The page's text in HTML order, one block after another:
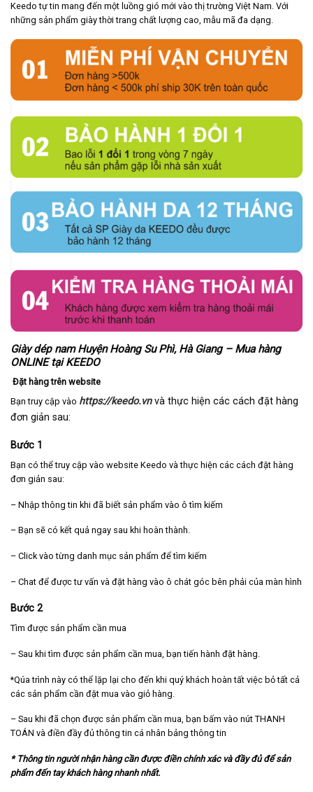
Keedo tự tin mang đến một luồng gió mới vào thị trường Việt Nam. Với
những sản phẩm giày thời trang chất lượng cao, mẫu mã đa dạng.
Giày dép nam Huyện Hoàng Su Phì, Hà Giang – Mua hàng
ONLINE tại KEEDO
Đặt hàng trên website
Bạn truy cập vào https://keedo.vnvà thực hiện các cách đặt hàng
đơn giản sau:
Bước 1
Bạn có thể truy cập vào website Keedo và thực hiện các cách đặt hàng
đơn giản sau:
– Nhập thông tin khi đã biết sản phẩm vào ô tìm kiếm
– Bạn sẽ có kết quả ngay sau khi hoàn thành.
– Click vào từng danh mục sản phẩm để tìm kiếm
– Chat để được tư vấn và đặt hàng vào ô chát góc bên phải của màn hình
Bước 2
Tìm được sản phẩm cần mua
– Sau khi tìm được sản phẩm cần mua, bạn tiến hành đặt hàng.
*Qúa trình này có thể lặp lại cho đến khi quý khách hoàn tất việc bỏ tất cả
các sản phẩm cần đặt mua vào giỏ hàng.
– Sau khi đã chọn được sản phẩm cần mua, bạn bấm vào nút THANH
TOÁN và điền đầy đủ thông tin cá nhân bảng thông tin
* Thông tin người nhận hàng cần được điền chính xác và đầy đủ để sản
phẩm đến tay khách hàng nhanh nhất.